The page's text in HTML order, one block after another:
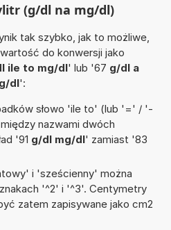
(g/dl na mg/dl)
tak szybko, jak to możliwe,
do konwersji jako
ile to mg/dl' lub '67 g/dl a
g/dl':
słowo 'ile to' (lub '=' / '-
nazwami dwóch
'91 g/dl mg/dl' zamiast '83
i 'sześcienny' można
'^2' i '^3'. Centymetry
zatem zapisywane jako cm2